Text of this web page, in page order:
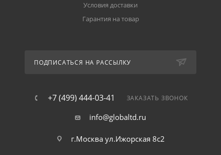
Условия доставки
Гарантия на товар
ПОДПИСАТЬСЯ НА РАССЫЛКУ
+7 (499) 444-03-41 ЗАКАЗАТЬ ЗВОНОК
info@globaltd.ru
г.Москва ул.Ижорская 8с2